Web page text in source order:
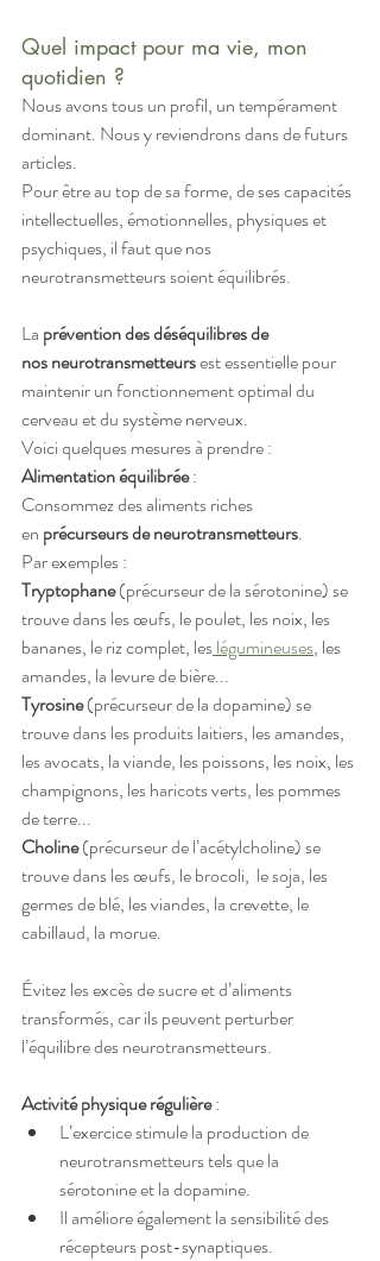
Quel impact pour ma vie, mon
quotidien ?
Nous avons tous un profil, un tempérament
dominant. Nous y reviendrons dans de futurs
articles.
Pour être au top de sa forme, de ses capacités
intellectuelles, émotionnelles, physiques et
psychiques, il faut que nos
neurotransmetteurs soient équilibrés.
La prévention des déséquilibres de
nos neurotransmetteurs est essentielle pour
maintenir un fonctionnement optimal du
cerveau et du système nerveux.
Voici quelques mesures à prendre :
Alimentation équilibrée :
Consommez des aliments riches
en précurseurs de neurotransmetteurs.
Par exemples :
Tryptophane (précurseur de la sérotonine) se
trouve dans les œufs, le poulet, les noix, les
bananes, le riz complet, les légumineuses, les
amandes, la levure de bière...
Tyrosine (précurseur de la dopamine) se
trouve dans les produits laitiers, les amandes,
les avocats, la viande, les poissons, les noix, les
champignons, les haricots verts, les pommes
de terre...
Choline (précurseur de l’acétylcholine) se
trouve dans les œufs, le brocoli,  le soja, les
germes de blé, les viandes, la crevette, le
cabillaud, la morue.
Évitez les excès de sucre et d’aliments
transformés, car ils peuvent perturber
l’équilibre des neurotransmetteurs.
Activité physique régulière :
L’exercice stimule la production de
neurotransmetteurs tels que la
sérotonine et la dopamine.
Il améliore également la sensibilité des
récepteurs post-synaptiques.